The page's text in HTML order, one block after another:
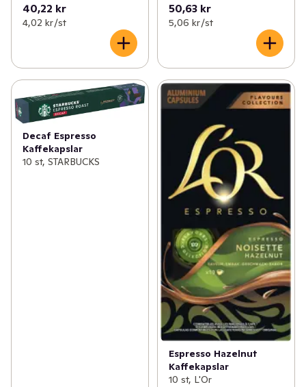
40,22 kr
4,02 kr /st
50,63 kr
5,06 kr /st
Decaf Espresso
Kaffekapslar
10 st, STARBUCKS
Espresso Hazelnut
Kaffekapslar
10 st, L'Or